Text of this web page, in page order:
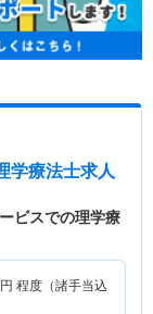
学療法士求人
ビスでの理学療
程度（諸手当込